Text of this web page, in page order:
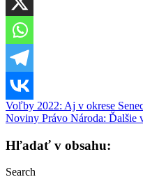
Navigácia
v
článku
Voľby 2022: Aj v okrese
Noviny Právo Národa: Ďalšie
Hľadať v obsahu:
Search